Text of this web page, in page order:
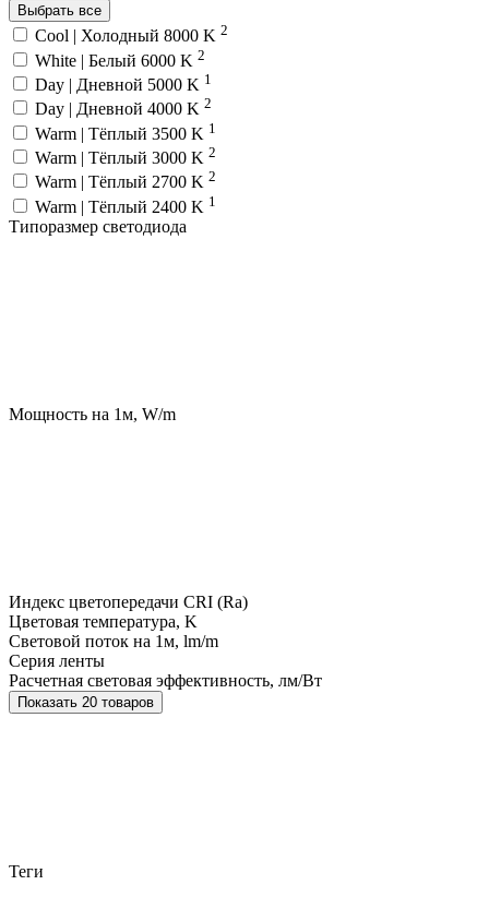
Выбрать все
Cool | Холодный 8000 K 2
White | Белый 6000 K 2
Day | Дневной 5000 K 1
Day | Дневной 4000 K 2
Warm | Тёплый 3500 K 1
Warm | Тёплый 3000 K 2
Warm | Тёплый 2700 K 2
Warm | Тёплый 2400 K 1
Типоразмер светодиода
Мощность на 1м, W/m
Индекс цветопередачи CRI (Ra)
Цветовая температура, K
Световой поток на 1м, lm/m
Серия ленты
Расчетная световая эффективность, лм/Вт
Показать 20 товаров
Теги